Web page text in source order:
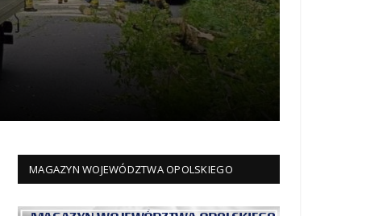
MAGAZYN WOJEWÓDZTWA OPOLSKIEGO